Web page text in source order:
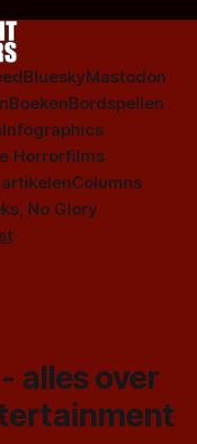
BlueskyMastodon
BoekenBordspellen
Infographics
Horrorfilms
Columns
No Glory
alles over